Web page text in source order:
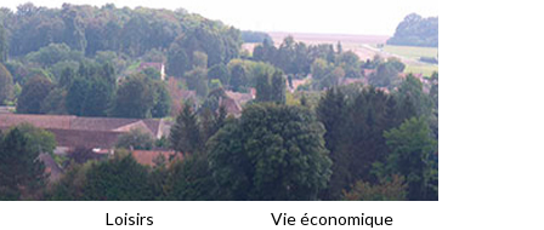
Loisirs Vie économique